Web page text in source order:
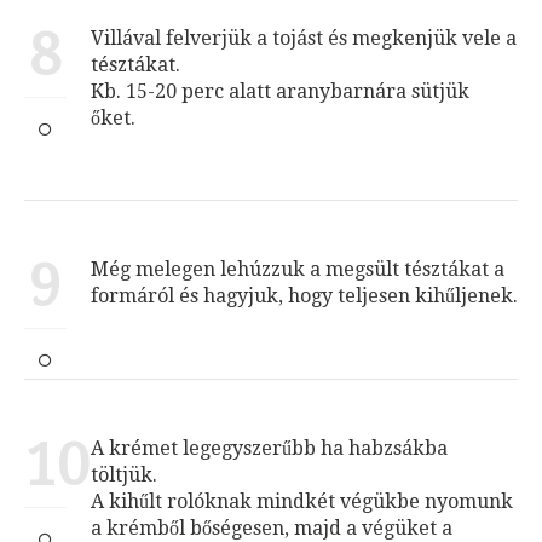
8
Villával felverjük a tojást és megkenjük vele a
tésztákat.
Kb. 15-20 perc alatt aranybarnára sütjük
őket.
9
Még melegen lehúzzuk a megsült tésztákat a
formáról és hagyjuk, hogy teljesen kihűljenek.
10A krémet legegyszerűbb ha habzsákba
töltjük.
A kihűlt rolóknak mindkét végükbe nyomunk
a krémből bőségesen, majd a végüket a